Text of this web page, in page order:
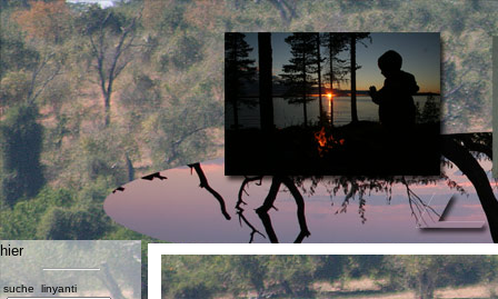
hier
suche linyanti